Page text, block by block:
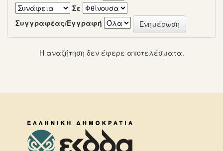
Σε
Συγγραφέας/Εγγραφή
Η αναζήτηση δεν έφερε αποτελέσματα.